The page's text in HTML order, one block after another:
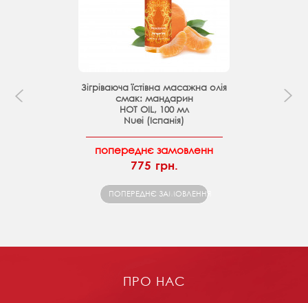
Зігріваюча їстівна масажна олія
смак: мандарин
HOT OIL, 100 мл
Nuei (Іспанія)
попереднє замовленн
775 грн.
ПОПЕРЕДНЄ ЗАМОВЛЕННЯ
ПРО НАС